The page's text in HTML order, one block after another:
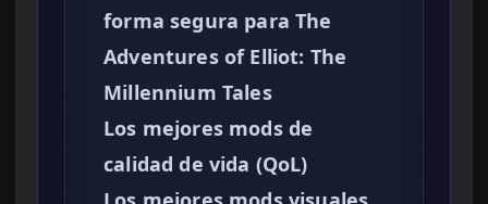
forma segura para The
Adventures of Elliot: The
Millennium Tales
Los mejores mods de
calidad de vida (QoL)